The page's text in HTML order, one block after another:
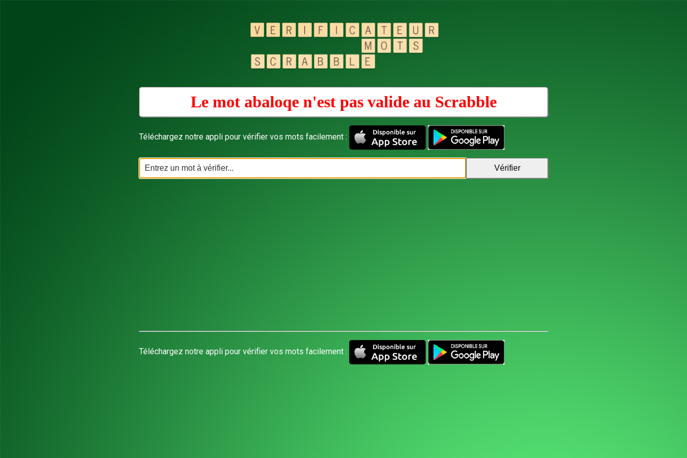
Le mot abaloqe n'est pas valide au Scrabble
Téléchargez notre appli pour vérifier vos mots facilement :
Téléchargez notre appli pour vérifier vos mots facilement :